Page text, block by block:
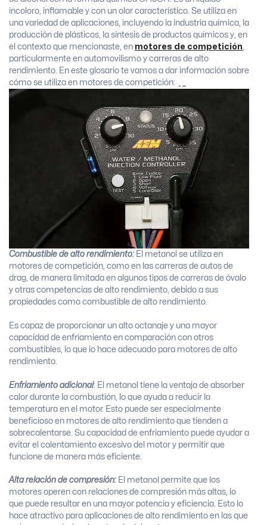
incoloro, inflamable y con un olor característico. Se utiliza en
una variedad de aplicaciones, incluyendo la industria química, la
producción de plásticos, la síntesis de productos químicos y, en
el contexto que mencionaste, en motores de competición
particularmente en automovilismo y carreras de alto
rendimiento. En este glosario te vamos a dar información sobre
cómo se utiliza en motores de competición:
Combustible de alto rendimiento: El metanol se utiliza en
motores de competición, como en las carreras de autos de
drag, de manera limitada en algunos tipos de carreras de óvalo
y otras competencias de alto rendimiento, debido a sus
propiedades como combustible de alto rendimiento.
Es capaz de proporcionar un alto octanaje y una mayor
capacidad de enfriamiento en comparación con otros
combustibles, lo que lo hace adecuado para motores de alto
rendimiento.
Enfriamiento adicional: El metanol tiene la ventaja de absorber
calor durante la combustión, lo que ayuda a reducir la
temperatura en el motor. Esto puede ser especialmente
beneficioso en motores de alto rendimiento que tienden a
sobrecalentarse. Su capacidad de enfriamiento puede ayudar a
evitar el calentamiento excesivo del motor y permitir que
funcione de manera más eficiente.
Alta relación de compresión: El metanol permite que los
motores operen con relaciones de compresión más altas, lo
que puede resultar en una mayor potencia y eficiencia. Esto lo
hace atractivo para aplicaciones de alto rendimiento en las que